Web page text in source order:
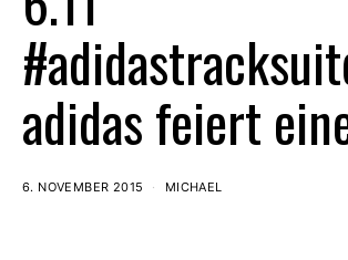
adidas feiert
6. NOVEMBER 2015 MICHAEL